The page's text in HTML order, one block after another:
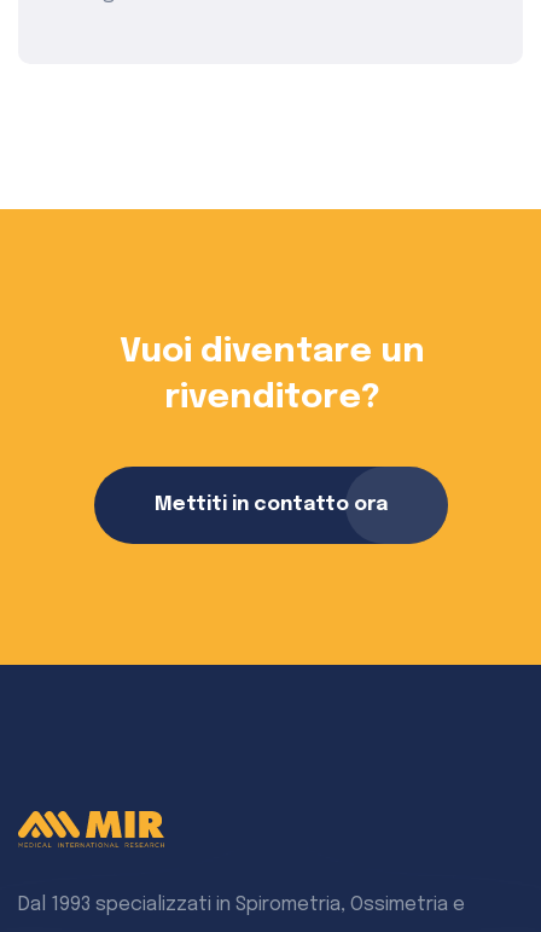
Vuoi diventare un
rivenditore?
Mettiti in contatto ora
Dal 1993 specializzati in Spirometria, Ossimetria e